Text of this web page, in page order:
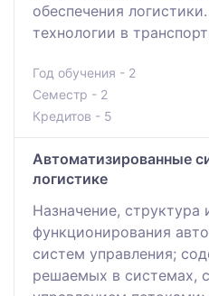
обеспечения
технологии в
Год обучения - 2
Семестр - 2
Кредитов - 5
Автоматизированные
логистике
Назначение, структура
функционирования
систем управления;
решаемых в системах,